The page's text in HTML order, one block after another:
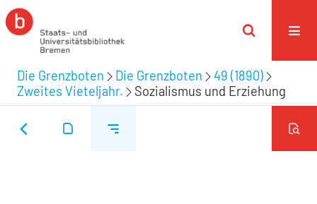
Die Grenzboten Die Grenzboten
49 (1890)
Zweites Vieteljahr.
Sozialismus und Erziehung